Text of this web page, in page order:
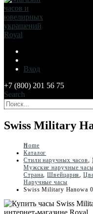
Вход
+7 (800) 201 56 75
Search
Swiss Military
Home
Каталог
Стили наручных часов,
Мужские наручные часы
Страна,Швейцария,
Наручные часы
Swiss Military Hanowa